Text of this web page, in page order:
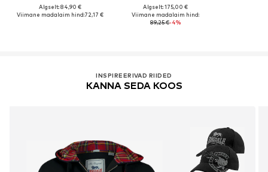
Algselt: 84,90 €
Viimane madalaim hind:72,17 €
Algselt: 175,00 €
Viimane madalaim hind:
89,25 €-4%
INSPIREERIVAD RIIDED
KANNA SEDA KOOS